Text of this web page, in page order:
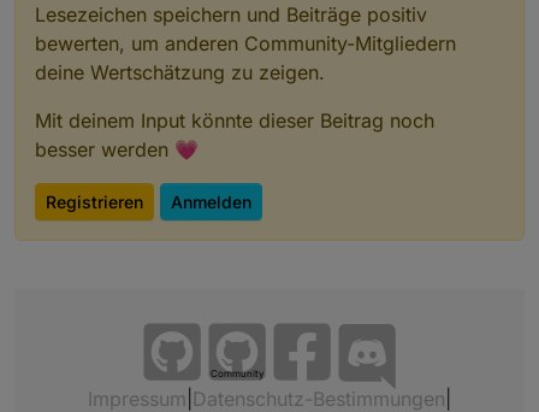
Lesezeichen speichern und Beiträge positiv
bewerten, um anderen Community-Mitgliedern
deine Wertschätzung zu zeigen.
Mit deinem Input könnte dieser Beitrag noch
besser werden 💗
Registrieren Anmelden
Community
Impressum Datenschutz-Bestimmungen